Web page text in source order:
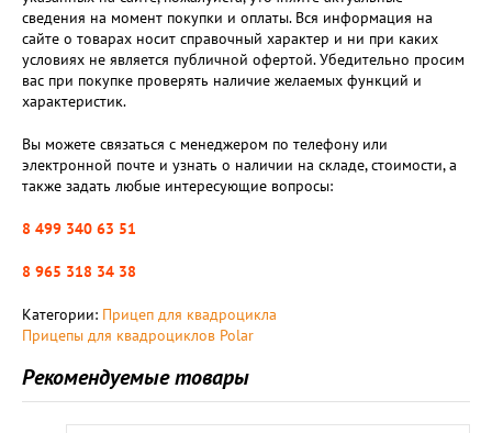
сведения на момент покупки и оплаты. Вся информация на
сайте о товарах носит справочный характер и ни при каких
условиях не является публичной офертой. Убедительно просим
вас при покупке проверять наличие желаемых функций и
характеристик.
Вы можете связаться с менеджером по телефону или
электронной почте и узнать о наличии на складе, стоимости, а
также задать любые интересующие вопросы:
8 499 340 63 51
8 965 318 34 38
Категории: Прицеп для квадроцикла
Прицепы для квадроциклов Polar
Рекомендуемые товары